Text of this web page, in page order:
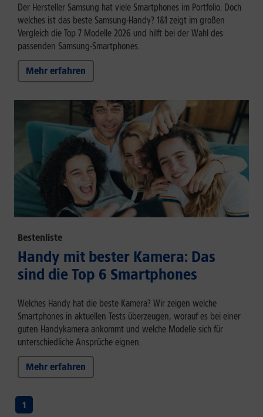
Der Hersteller Samsung hat viele Smartphones im Portfolio. Doch
welches ist das beste Samsung-Handy? 1&1 zeigt im großen
Vergleich die Top 7 Modelle 2026 und hilft bei der Wahl des
passenden Samsung-Smartphones.
Mehr erfahren
Bestenliste
Handy mit bester Kamera: Das
sind die Top 6 Smartphones
Welches Handy hat die beste Kamera? Wir zeigen welche
Smartphones in aktuellen Tests überzeugen, worauf es bei einer
guten Handykamera ankommt und welche Modelle sich für
unterschiedliche Ansprüche eignen.
Mehr erfahren
1